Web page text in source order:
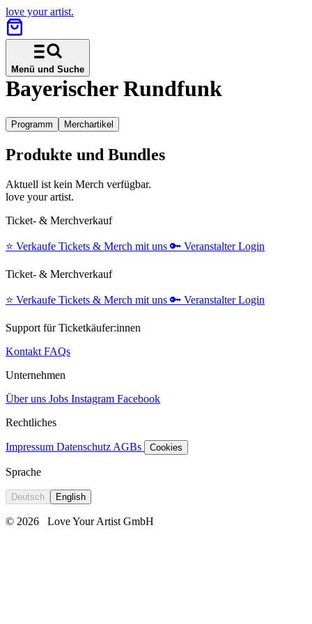
love your artist.
Menü und Suche
Bayerischer Rundfunk
Programm Merchartikel
Produkte und Bundles
Aktuell ist kein Merch verfügbar.
love your artist.
Ticket- & Merchverkauf
⭐️ Verkaufe Tickets & Merch mit uns 🔑 Veranstalter Login
Ticket- & Merchverkauf
⭐️ Verkaufe Tickets & Merch mit uns 🔑 Veranstalter Login
Support für Ticketkäufer:innen
Kontakt FAQs
Unternehmen
Über uns Jobs Instagram Facebook
Rechtliches
Impressum Datenschutz AGBs Cookies
Sprache
Deutsch English
© 2026 Love Your Artist GmbH